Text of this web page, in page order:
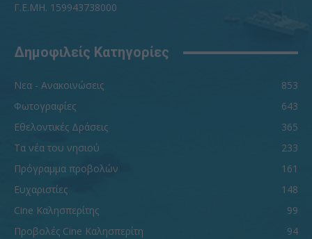
Γ.Ε.ΜΗ. 159943738000
Δημοφιλείς Κατηγορίες
Νεα - Ανακοινώσεις
853
Φωτογραφίες
643
Εθελοντικές Δράσεις
365
Τα νέα του νησιού
233
Πρόγραμμα προβολών
161
Ευχαριστίες
148
Cine Καλησπερίτης
99
Προβολές Cine Καλησπερίτη
94